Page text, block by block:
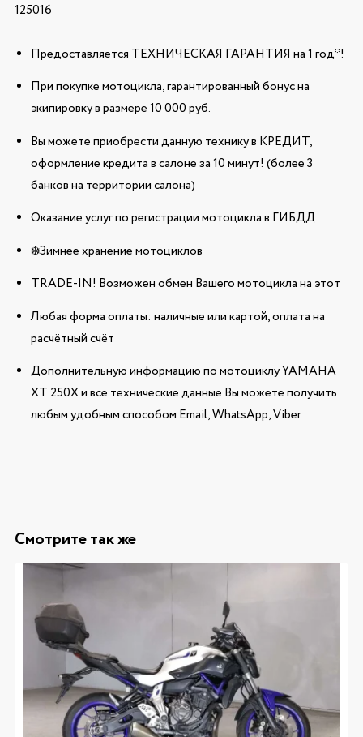
125016
Предоставляется ТЕХНИЧЕСКАЯ ГАРАНТИЯ на 1 год*!
При покупке мотоцикла, гарантированный бонус на
экипировку в размере 10 000 руб.
Вы можете приобрести данную технику в КРЕДИТ,
оформление кредита в салоне за 10 минут! (более 3
банков на территории салона)
Оказание услуг по регистрации мотоцикла в ГИБДД
❄️Зимнее хранение мотоциклов
TRADE-IN! Возможен обмен Вашего мотоцикла на этот
Любая форма оплаты: наличные или картой, оплата на
расчётный счёт
Дополнительную информацию по мотоциклу YAMAHA
XT 250X и все технические данные Вы можете получить
любым удобным способом Email, WhatsApp, Viber
Смотрите так же